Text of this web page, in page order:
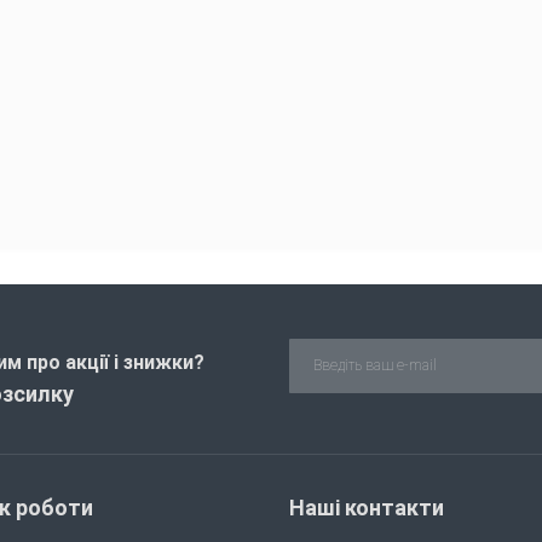
про акції і знижки?
роботи Наші контакти